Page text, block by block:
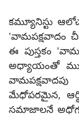
కమ్యూనిస్టు
'వామపక్షవాదం
ఈ పుస్తకం
అధ్యాయంతో
మేధోపరమైన,
సమాజాలనే